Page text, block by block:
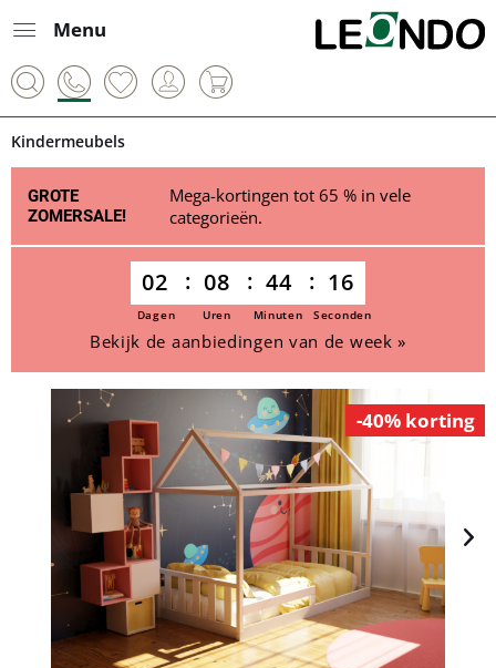
Menu
Kindermeubels
GROTE
ZOMERSALE!
Mega-kortingen tot 65 % in vele
categorieën.
02 08 44 16
Dagen Uren Minuten Seconden
Bekijk de aanbiedingen van de week »
-40% korting